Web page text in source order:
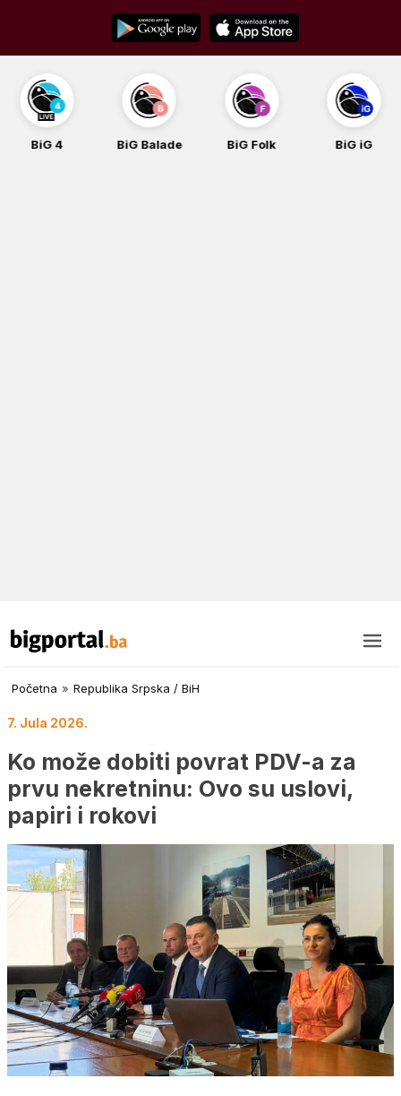
content
BiG 4 BiG Balade BiG Folk BiG iG
Početna » Republika Srpska / BiH
7. Jula 2026.
Ko može dobiti povrat PDV-a za
prvu nekretninu: Ovo su uslovi,
papiri i rokovi